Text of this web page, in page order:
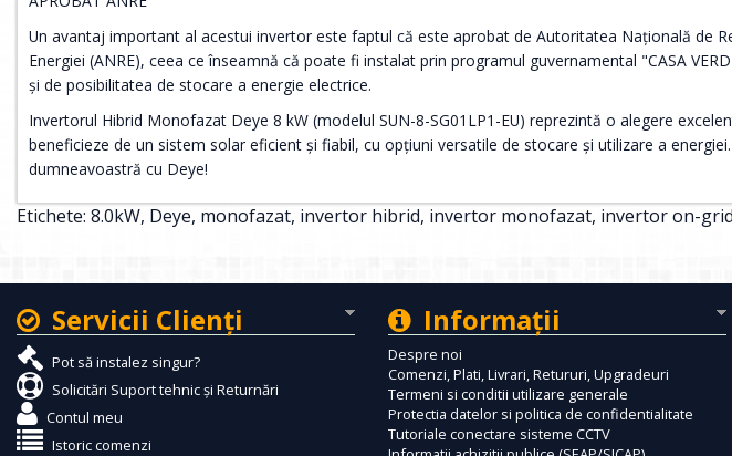
Un avantaj important al acestui invertor este faptul că este aprobat de Autoritatea Națională de
Energiei (ANRE), ceea ce înseamnă că poate fi instalat prin programul guvernamental "CASA
și de posibilitatea de stocare a energie electrice.
Invertorul Hibrid Monofazat Deye 8 kW (modelul SUN-8-SG01LP1-EU) reprezintă o alegere
beneficieze de un sistem solar eficient și fiabil, cu opțiuni versatile de stocare și utilizare a
dumneavoastră cu Deye!
Etichete: 8.0kW, Deye, monofazat, invertor hibrid, invertor monofazat, invertor on-grid
Servicii Clienţi
Pot să instalez singur?
Solicitări Suport tehnic și Returnări
Contul meu
Istoric comenzi
Informaţii
Despre noi
Comenzi, Plati, Livrari, Retururi, Upgradeuri
Termeni si conditii utilizare generale
Protectia datelor si politica de confidentialitate
Tutoriale conectare sisteme CCTV